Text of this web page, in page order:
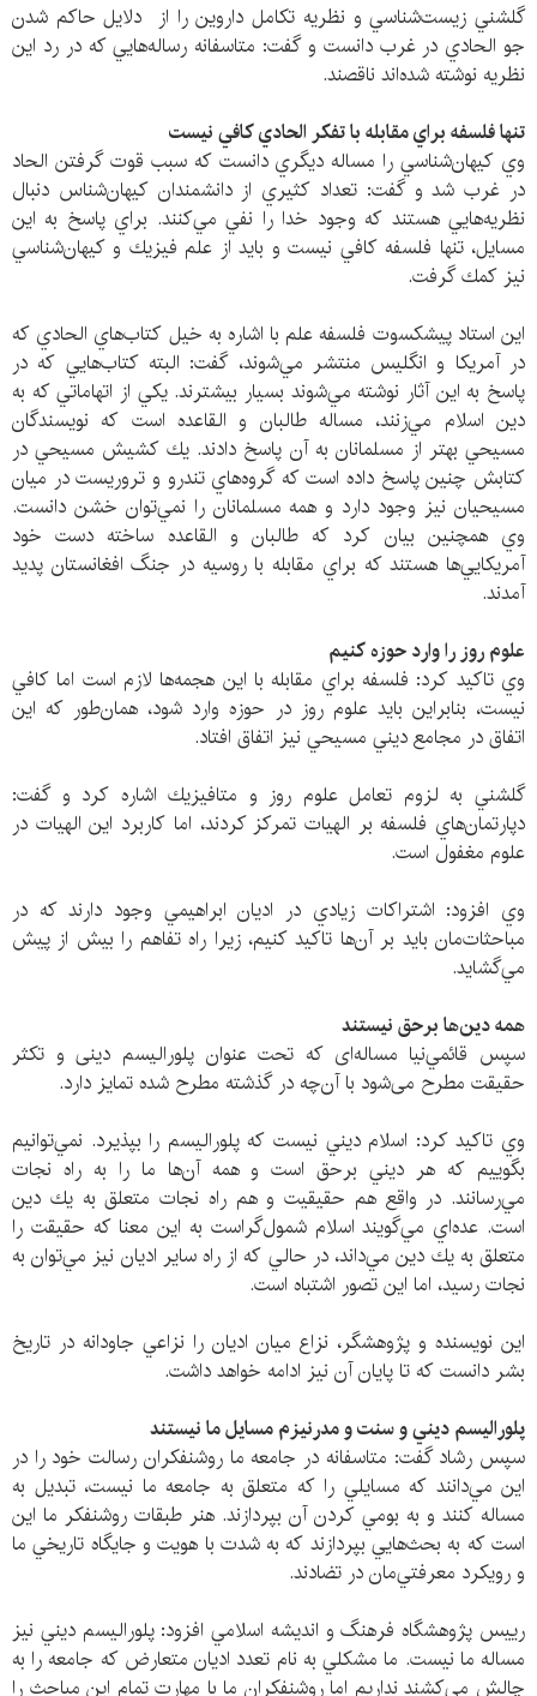
گلشني زيست‌شناسي و نظريه تكامل داروين را از دلايل حاكم شدن
جو الحادي در غرب دانست و گفت: متاسفانه رساله‌هايي كه در رد اين
نظريه نوشته شده‌اند ناقصند.
تنها فلسفه براي مقابله با تفكر الحادي كافي نيست
وي كيهان‌شناسي را مساله ديگري دانست كه سبب قوت گرفتن الحاد
در غرب شد و گفت: تعداد كثيري از دانشمندان كيهان‌شناس دنبال
نظريه‌هايي هستند كه وجود خدا را نفي مي‌كنند. براي پاسخ به اين
مسايل، تنها فلسفه كافي نيست و بايد از علم فيزيك و كيهان‌شناسي
نيز كمك گرفت.
اين استاد پيشكسوت فلسفه علم با اشاره به خيل كتاب‌هاي الحادي كه
در آمريكا و انگليس منتشر مي‌شوند، گفت: البته كتاب‌هايي كه در
پاسخ به اين آثار نوشته مي‌شوند بسيار بيشترند. يكي از اتهاماتي كه به
دين اسلام مي‌زنند، مساله طالبان و القاعده است كه نويسندگان
مسيحي بهتر از مسلمانان به آن پاسخ دادند. يك كشيش مسيحي در
كتابش چنين پاسخ داده است كه گروه‌هاي تندرو و تروريست در ميان
مسيحيان نيز وجود دارد و همه مسلمانان را نمي‌توان خشن دانست.
وي همچنين بيان كرد كه طالبان و القاعده ساخته دست خود
آمريكايي‌ها هستند كه براي مقابله با روسيه در جنگ افغانستان پديد
آمدند.
علوم روز را وارد حوزه كنيم
وي تاكيد كرد: فلسفه براي مقابله با اين هجمه‌ها لازم است اما كافي
نيست، بنابراين بايد علوم روز در حوزه وارد شود، همان‌طور كه اين
اتفاق در مجامع ديني مسيحي نيز اتفاق افتاد.
گلشني به لزوم تعامل علوم روز و متافيزيك اشاره كرد و گفت:
دپارتمان‌هاي فلسفه بر الهيات تمرکز کردند، اما كاربرد اين الهيات در
علوم مغفول است.
وي افزود: اشتراكات زيادي در اديان ابراهيمي وجود دارند كه در
مباحثات‌مان بايد بر آن‌ها تاكيد كنيم، زيرا راه تفاهم را بيش از پيش
مي‌گشايد.
همه دين‌ها برحق نيستند
سپس قائمي‌نيا مساله‌ای که تحت عنوان پلورالیسم دینی و تکثر
حقیقت مطرح می‌شود با آن‌چه در گذشته مطرح شده تمایز دارد.
وي تاكيد كرد: اسلام ديني نيست كه پلوراليسم را بپذيرد. نمي‌توانيم
بگوييم كه هر ديني برحق است و همه آن‌ها ما را به راه نجات
مي‌رسانند. در واقع هم حقيقيت و هم راه نجات متعلق به يك دين
است. عده‌اي مي‌گويند اسلام شمول‌گراست به اين معنا كه حقيقت را
متعلق به يك دين مي‌داند، در حالي كه از راه ساير اديان نيز مي‌توان به
نجات رسيد، اما اين تصور اشتباه است.
اين نويسنده و پژوهشگر، نزاع ميان اديان را نزاعي جاودانه در تاريخ
بشر دانست كه تا پايان آن نيز ادامه خواهد داشت.
پلوراليسم ديني و سنت و مدرنيزم مسايل ما نيستند
سپس رشاد گفت: متاسفانه در جامعه ما روشنفكران رسالت خود را در
اين مي‌دانند كه مسايلي را كه متعلق به جامعه ما نيست، تبديل به
مساله كنند و به بومي كردن آن بپردازند. هنر طبقات روشنفكر ما اين
است كه به بحث‌هايي بپردازند كه به شدت با هويت و جايگاه تاريخي ما
و رويكرد معرفتي‌مان در تضادند.
رييس پژوهشگاه فرهنگ و انديشه اسلامي افزود: پلوراليسم ديني نيز
مساله ما نيست. ما مشكلي به نام تعدد اديان متعارض كه جامعه را به
چالش مي‌كشند نداريم اما روشنفكران ما با مهارت تمام اين مباحث را